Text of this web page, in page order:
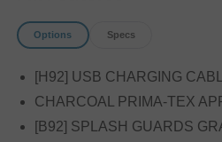
Options Specs
[H92] USB CHARGING
CHARCOAL PRIMA-TEX
[B92] SPLASH GUARDS